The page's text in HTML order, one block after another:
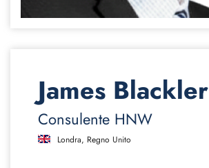
James Blackler
Consulente HNW
Londra, Regno Unito